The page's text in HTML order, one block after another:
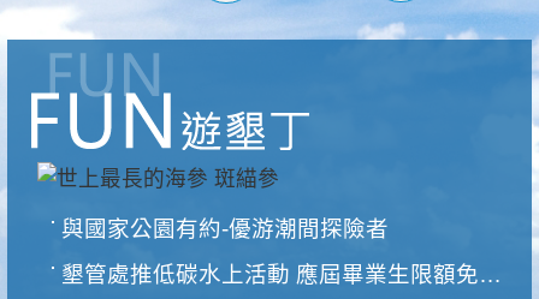
與國家公園有約-優游潮間探險者
墾管處推低碳水上活動 應屆畢業生限額免費參加